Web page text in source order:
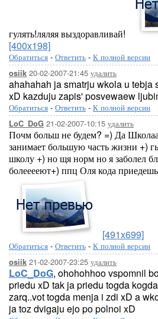
гулять!ляляя выздоравливай!
[400x198]
Обратиться - Ответить - К полной версии
osiik 20-02-2007-21:45 удалить
ahahahah ja smatrju wkola u tebja
xD kazduju zapis' posvewaew
Обратиться - Ответить - К полной версии
LoC_DoG 21-02-2007-10:15 удалить
Почм больш не будем? =) Да
занимает большую часть жизни +)
школу +) но щя норм но я заболел
болееееют+) ппц Оля кода
[491x699]
Обратиться - Ответить - К полной версии
osiik 21-02-2007-23:25 удалить
LoC_DoG, ohohohhoo vspomnil
priedu xD tak ja priedu togda
zarq..vot togda menja i zdi xD a
ja toz dvigaju ejo po polnoi xD